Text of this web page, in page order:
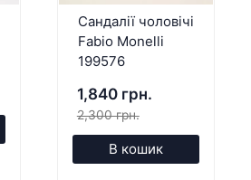
Сандалії чоловічі
Fabio Monelli
199576
1,840 грн.
2,300 грн.
В кошик